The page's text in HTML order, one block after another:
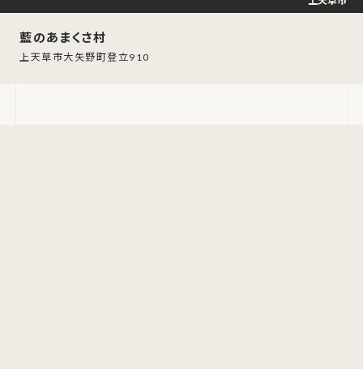
藍のあまくさ村
上天草市大矢野町登立910